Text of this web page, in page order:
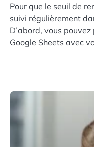
Pour que le seuil de
suivi régulièrement
D’abord, vous
Google Sheets avec
coût variable et votre
Ensuite, vous reliez
facturation ou à
automatiser au
indicateurs visuels
point mort et la zone
suivi avec vos